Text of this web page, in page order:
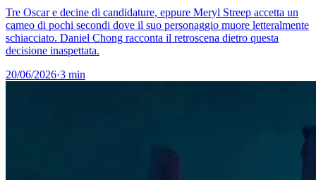
Tre Oscar e decine di candidature, eppure Meryl Streep accetta un
cameo di pochi secondi dove il suo personaggio muore letteralmente
schiacciato. Daniel Chong racconta il retroscena dietro questa
decisione inaspettata.
20/06/2026·3 min